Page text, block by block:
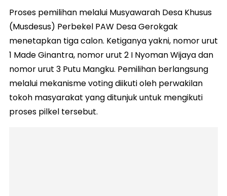
Proses pemilihan melalui Musyawarah Desa Khusus
(Musdesus) Perbekel PAW Desa Gerokgak
menetapkan tiga calon. Ketiganya yakni, nomor urut
1 Made Ginantra, nomor urut 2 I Nyoman Wijaya dan
nomor urut 3 Putu Mangku. Pemilihan berlangsung
melalui mekanisme voting diikuti oleh perwakilan
tokoh masyarakat yang ditunjuk untuk mengikuti
proses pilkel tersebut.